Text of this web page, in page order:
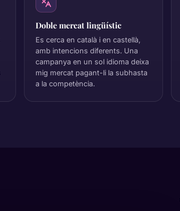
Doble mercat lingüístic
Es cerca en català i en castellà,
amb intencions diferents. Una
campanya en un sol idioma deixa
mig mercat pagant-li la subhasta
a la competència.